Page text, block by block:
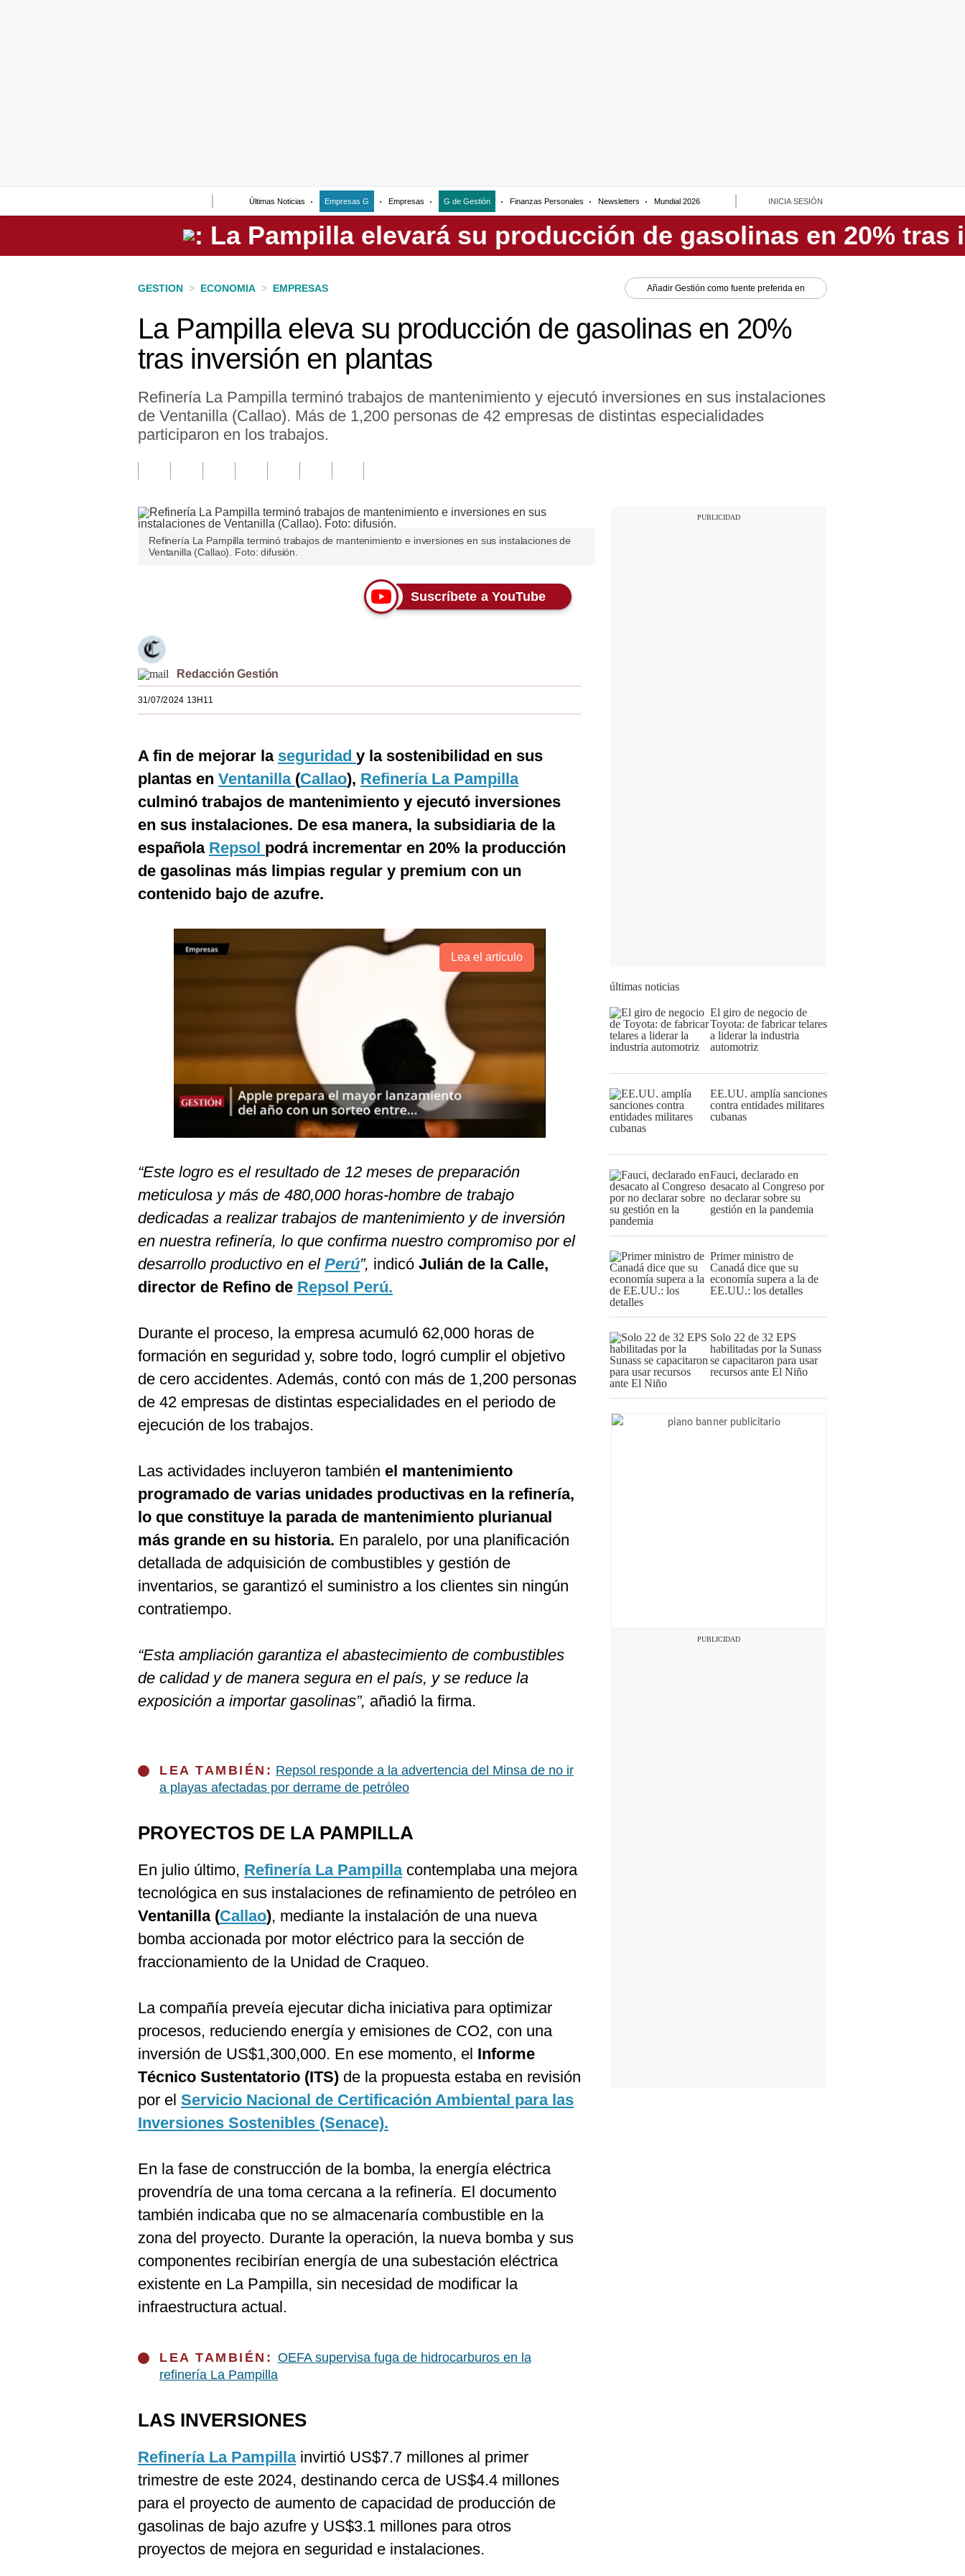
Últimas Noticias Empresas G Empresas G de Gestión Finanzas Personales Newsletters Mundial 2026 INICIA SESIÓN
Perú
GESTION > ECONOMIA > EMPRESAS Añadir Gestión como fuente preferida en
La Pampilla eleva su producción de gasolinas en 20%
tras inversión en plantas
Refinería La Pampilla terminó trabajos de mantenimiento y ejecutó inversiones en sus instalaciones
de Ventanilla (Callao). Más de 1,200 personas de 42 empresas de distintas especialidades
participaron en los trabajos.
Refinería La Pampilla terminó trabajos de mantenimiento e inversiones en sus instalaciones de
Ventanilla (Callao). Foto: difusión.
Suscríbete a YouTube
Redacción Gestión
31/07/2024 13H11
A fin de mejorar la seguridad y la sostenibilidad en sus
plantas en Ventanilla (Callao), Refinería La Pampilla
culminó trabajos de mantenimiento y ejecutó inversiones
en sus instalaciones. De esa manera, la subsidiaria de la
española Repsol podrá incrementar en 20% la producción
de gasolinas más limpias regular y premium con un
contenido bajo de azufre.
Lea el artículo
“Este logro es el resultado de 12 meses de preparación
meticulosa y más de 480,000 horas-hombre de trabajo
dedicadas a realizar trabajos de mantenimiento y de inversión
en nuestra refinería, lo que confirma nuestro compromiso por el
desarrollo productivo en el Perú”, indicó Julián de la Calle,
director de Refino de Repsol Perú.
Durante el proceso, la empresa acumuló 62,000 horas de
formación en seguridad y, sobre todo, logró cumplir el objetivo
de cero accidentes. Además, contó con más de 1,200 personas
de 42 empresas de distintas especialidades en el periodo de
ejecución de los trabajos.
Las actividades incluyeron también el mantenimiento
programado de varias unidades productivas en la refinería,
lo que constituye la parada de mantenimiento plurianual
más grande en su historia. En paralelo, por una planificación
detallada de adquisición de combustibles y gestión de
inventarios, se garantizó el suministro a los clientes sin ningún
contratiempo.
“Esta ampliación garantiza el abastecimiento de combustibles
de calidad y de manera segura en el país, y se reduce la
exposición a importar gasolinas”, añadió la firma.
LEA TAMBIÉN: Repsol responde a la advertencia del Minsa de no ir
a playas afectadas por derrame de petróleo
PROYECTOS DE LA PAMPILLA
En julio último, Refinería La Pampillacontemplaba una mejora
tecnológica en sus instalaciones de refinamiento de petróleo en
Ventanilla (Callao), mediante la instalación de una nueva
bomba accionada por motor eléctrico para la sección de
fraccionamiento de la Unidad de Craqueo.
La compañía preveía ejecutar dicha iniciativa para optimizar
procesos, reduciendo energía y emisiones de CO2, con una
inversión de US$1,300,000. En ese momento, el Informe
Técnico Sustentatorio (ITS) de la propuesta estaba en revisión
por el Servicio Nacional de Certificación Ambiental para las
Inversiones Sostenibles (Senace).
En la fase de construcción de la bomba, la energía eléctrica
provendría de una toma cercana a la refinería. El documento
también indicaba que no se almacenaría combustible en la
zona del proyecto. Durante la operación, la nueva bomba y sus
componentes recibirían energía de una subestación eléctrica
existente en La Pampilla, sin necesidad de modificar la
infraestructura actual.
LEA TAMBIÉN: OEFA supervisa fuga de hidrocarburos en la
refinería La Pampilla
LAS INVERSIONES
Refinería La Pampilla invirtió US$7.7 millones al primer
trimestre de este 2024, destinando cerca de US$4.4 millones
para el proyecto de aumento de capacidad de producción de
gasolinas de bajo azufre y US$3.1 millones para otros
proyectos de mejora en seguridad e instalaciones.
últimas noticias
El giro de negocio de
Toyota: de fabricar telares
a liderar la industria
automotriz
EE.UU. amplía sanciones
contra entidades militares
cubanas
Fauci, declarado en
desacato al Congreso por
no declarar sobre su
gestión en la pandemia
Primer ministro de
Canadá dice que su
economía supera a la de
EE.UU.: los detalles
Solo 22 de 32 EPS
habilitadas por la Sunass
se capacitaron para usar
recursos ante El Niño